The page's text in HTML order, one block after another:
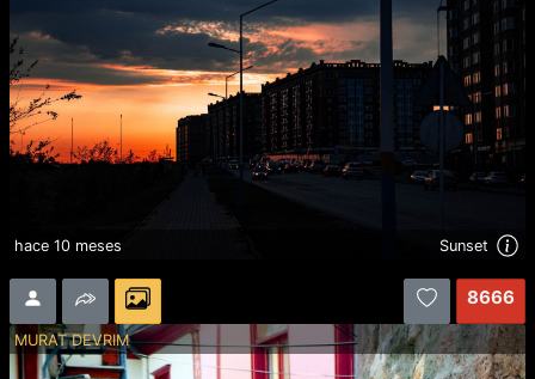
hace 10 meses Sunset
8666
MURAT DEVRIM